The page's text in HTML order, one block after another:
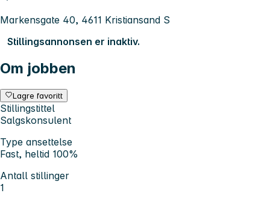
Markensgate 40, 4611 Kristiansand S
Stillingsannonsen er inaktiv.
Om jobben
Lagre favoritt
Stillingstittel
Salgskonsulent
Type ansettelse
Fast, heltid 100%
Antall stillinger
1